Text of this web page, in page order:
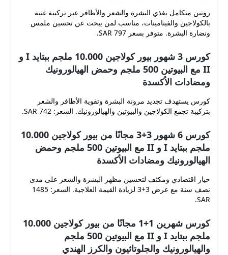
روتين متكامل يغذي البشرة والشعر والأظافر عبر تركيبة غنية
بالكولاجين والفيتامينات، مناسب لمن يبحث عن تحسين ملمس
ونضارة البشرة. متوفر بسعر 797 SAR.
كورس 3 شهور بيور كولاجين 10.000 ملجم ببتايد I و
II مع البيوتين 500 ملجم وحمض الهيالورونيك
ومضادات الأكسدة
كورس يستهدف تجديد مرونة البشرة وتقوية الأظافر والشعر
بتركيبة تجمع الكولاجين والبيوتين والهيالورونيك. السعر: 742 SAR.
كورس 6 شهور 3+3 مجانًا من بيور كولاجين 10.000
ملجم ببتايد I و II مع البيوتين 500 ملجم وحمض
الهيالورونيك ومضادات الأكسدة
خيار اقتصادي ومكثف لتحسين مظهر البشرة والشعر على مدى
نصف سنة مع عرض 3+3 لزيادة القيمة العلاجية. السعر: 1485
SAR.
كورس شهرين 1+1 مجانًا من بيور كولاجين 10.000
ملجم ببتايد I و II مع البيوتين 500 ملجم
والهيالورونيك والجلوتاثيون والكرز الهندي